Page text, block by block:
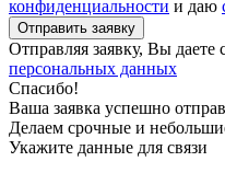
конфиденциальности и даю
Отправляя заявку, Вы даете
персональных данных
Спасибо!
Ваша заявка успешно
Делаем срочные и
Укажите данные для связи